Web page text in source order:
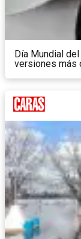
Día Mundial
versiones más